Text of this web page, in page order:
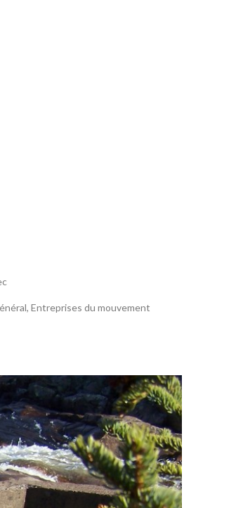
Entreprises du mouvement